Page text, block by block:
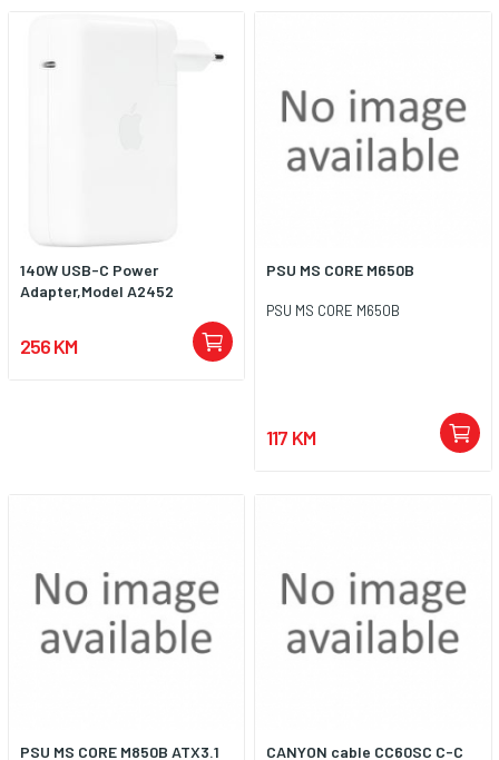
140W USB-C Power
Adapter,Model A2452
256 KM
PSU MS CORE M650B
PSU MS CORE M650B
117 KM
PSU MS CORE M850B ATX3.1
CANYON cable CC60SC C-C